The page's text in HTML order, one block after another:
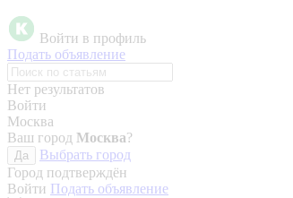
Войти в профиль
Подать объявление
Нет результатов
Войти
Москва
Ваш город Москва?
Да
Выбрать город
Город подтверждён
Войти Подать объявление